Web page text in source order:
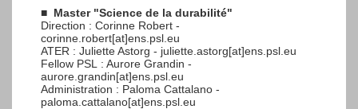
■ Master "Science de la durabilité"
Direction : Corinne Robert -
corinne.robert[at]ens.psl.eu
ATER : Juliette Astorg - juliette.astorg[at]ens.psl.eu
Fellow PSL : Aurore Grandin -
aurore.grandin[at]ens.psl.eu
Administration : Paloma Cattalano -
paloma.cattalano[at]ens.psl.eu